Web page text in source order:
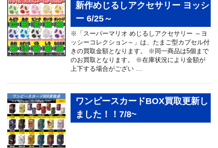
新作めじるしアクセサリー ヨッシ
ー 6/25～
※「スーパーマリオ めじるしアクセサリー ～ヨ
ッシーコレクション～」は、たまご型カプセル付
きの買取金額となります。 ※同一商品は5個まで
のお買取となります。 ※在庫状況により金額が
上下する場合がござい …
ワンピースカードBOX買取更新し
ました！！7/8~